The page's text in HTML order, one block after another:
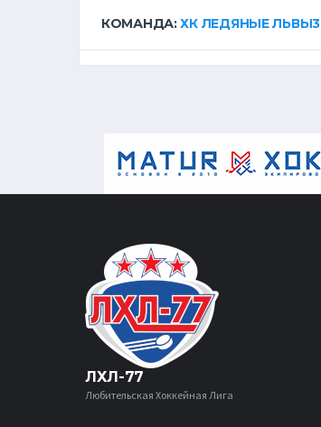
КОМАНДА:ХК ЛЕДЯНЫЕ ЛЬВЫ3
ЛХЛ-77
Любительская Хоккейная Лига